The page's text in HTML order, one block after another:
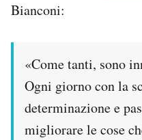
Notifiche mobile
Esci
Bianconi:
«Come tanti, sono
Ogni giorno con la
determinazione e
migliorare le cose